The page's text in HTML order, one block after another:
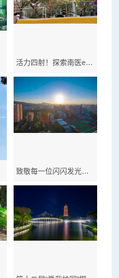
活力四射！探索南医ers的Passion瞬间！
致敬每一位闪闪发光的南医劳动者